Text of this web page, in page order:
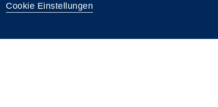
Cookie Einstellungen